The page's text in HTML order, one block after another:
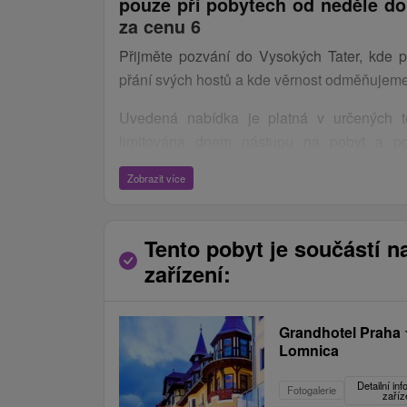
za cenu 6
Přijměte pozvání do Vysokých Tater, kde
přání svých hostů a kde věrnost
Uvedená nabídka je platná v určených
určených provozovatelem. Po vyčerpání
volných kapacit pro danou akci, nelze
7 nocí za cenu 6lze uplatnit v termínu 7.4. -
4 nocí za cenu 3
Zobrazit více
Tento pobyt je součástí
zařízení:
Grandhotel Praha
Lomnica
Fotogalerie Detailní